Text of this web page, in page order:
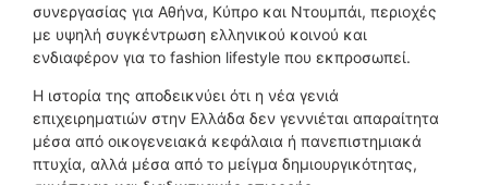
συνεργασίας για Αθήνα, Κύπρο και Ντουμπάι, περιοχές
με υψηλή συγκέντρωση ελληνικού κοινού και
ενδιαφέρον για το fashion lifestyle που εκπροσωπεί.
Η ιστορία της αποδεικνύει ότι η νέα γενιά
επιχειρηματιών στην Ελλάδα δεν γεννιέται απαραίτητα
μέσα από οικογενειακά κεφάλαια ή πανεπιστημιακά
πτυχία, αλλά μέσα από το μείγμα δημιουργικότητας,